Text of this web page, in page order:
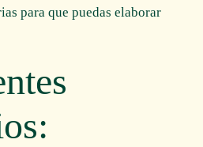
para que puedas elaborar